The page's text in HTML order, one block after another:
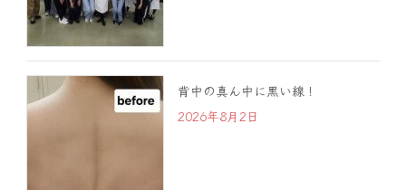
背中の真ん中に黒い線！
2026年8月2日